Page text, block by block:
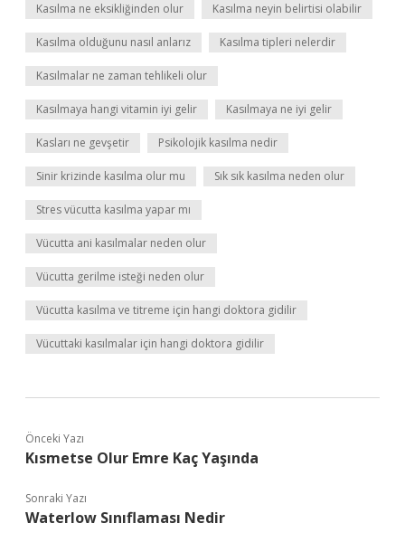
Kasılma ne eksikliğinden olur Kasılma neyin belirtisi olabilir
Kasılma olduğunu nasıl anlarız Kasılma tipleri nelerdir
Kasılmalar ne zaman tehlikeli olur
Kasılmaya hangi vitamin iyi gelir Kasılmaya ne iyi gelir
Kasları ne gevşetir Psikolojik kasılma nedir
Sinir krizinde kasılma olur mu Sık sık kasılma neden olur
Stres vücutta kasılma yapar mı
Vücutta ani kasılmalar neden olur
Vücutta gerilme isteği neden olur
Vücutta kasılma ve titreme için hangi doktora gidilir
Vücuttaki kasılmalar için hangi doktora gidilir
Önceki Yazı
Kısmetse Olur Emre Kaç Yaşında
Sonraki Yazı
Waterlow Sınıflaması Nedir